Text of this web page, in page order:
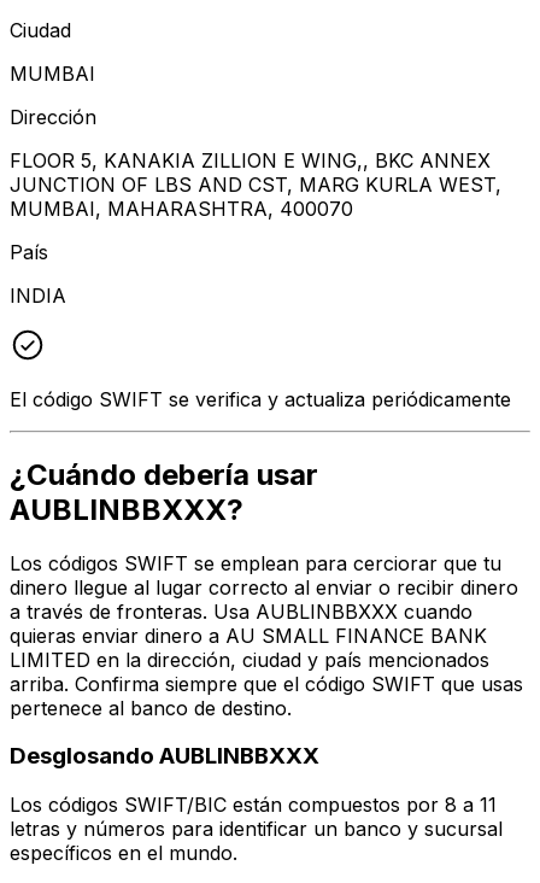
Ciudad
MUMBAI
Dirección
FLOOR 5, KANAKIA ZILLION E WING,, BKC ANNEX
JUNCTION OF LBS AND CST, MARG KURLA WEST,
MUMBAI, MAHARASHTRA, 400070
País
INDIA
El código SWIFT se verifica y actualiza periódicamente
¿Cuándo debería usar
AUBLINBBXXX?
Los códigos SWIFT se emplean para cerciorar que tu
dinero llegue al lugar correcto al enviar o recibir dinero
a través de fronteras. Usa AUBLINBBXXX cuando
quieras enviar dinero a AU SMALL FINANCE BANK
LIMITED en la dirección, ciudad y país mencionados
arriba. Confirma siempre que el código SWIFT que usas
pertenece al banco de destino.
Desglosando AUBLINBBXXX
Los códigos SWIFT/BIC están compuestos por 8 a 11
letras y números para identificar un banco y sucursal
específicos en el mundo.